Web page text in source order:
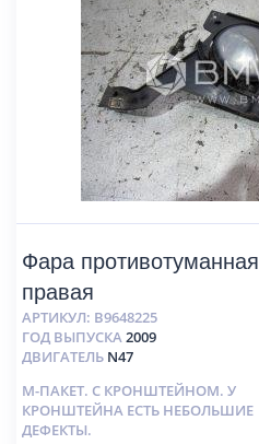
Фара противотуманная
правая
АРТИКУЛ: B9648225
ГОД ВЫПУСКА2009
ДВИГАТЕЛЬ N47
М-ПАКЕТ. С КРОНШТЕЙНОМ. У
КРОНШТЕЙНА ЕСТЬ НЕБОЛЬШИЕ
ДЕФЕКТЫ.